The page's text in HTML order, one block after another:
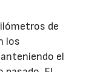
de
los
el